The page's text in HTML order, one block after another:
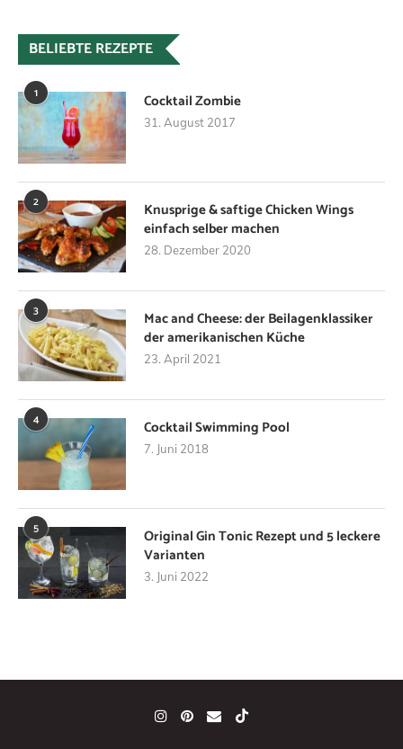
BELIEBTE REZEPTE
1 Cocktail Zombie
31. August 2017
2
Knusprige & saftige Chicken Wings
einfach selber machen
28. Dezember 2020
3
Mac and Cheese: der Beilagenklassiker
der amerikanischen Küche
23. April 2021
4 Cocktail Swimming Pool
7. Juni 2018
5
Original Gin Tonic Rezept und 5 leckere
Varianten
3. Juni 2022